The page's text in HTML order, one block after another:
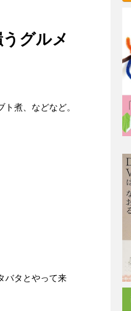
グルメ
煮、などなど。
バタとやって来